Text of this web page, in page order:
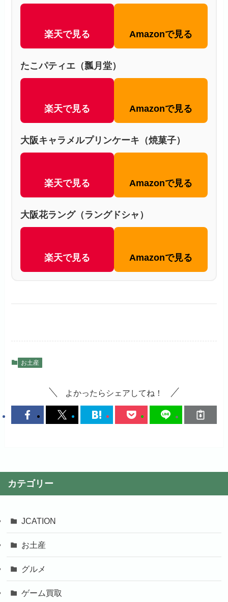
楽天で見る Amazonで見る
たこパティエ（瓢月堂）
楽天で見る Amazonで見る
大阪キャラメルプリンケーキ（焼菓子）
楽天で見る Amazonで見る
大阪花ラング（ラングドシャ）
楽天で見る Amazonで見る
お土産
よかったらシェアしてね！
カテゴリー
JCATION
お土産
グルメ
ゲーム買取